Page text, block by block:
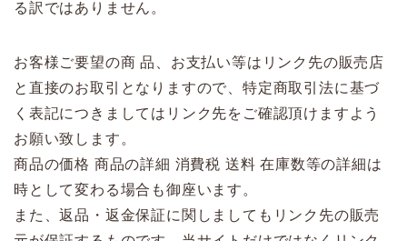
る訳ではありません。
お客様ご要望の商 品、お支払い等はリンク先の販売店
と直接のお取引となりますので、特定商取引法に基づ
く表記につきましてはリンク先をご確認頂けますよう
お願い致します。
商品の価格 商品の詳細 消費税 送料 在庫数等の詳細は
時として変わる場合も御座います。
また、返品・返金保証に関しましてもリンク先の販売